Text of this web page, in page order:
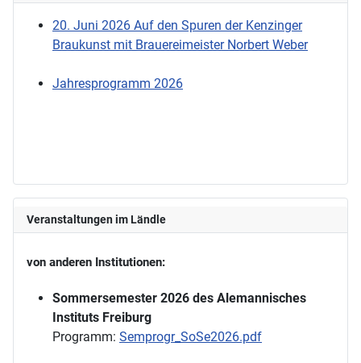
20. Juni 2026 Auf den Spuren der Kenzinger
Braukunst mit Brauereimeister Norbert Weber
Jahresprogramm 2026
Veranstaltungen im Ländle
von anderen Institutionen:
Sommersemester 2026 des Alemannisches
Instituts Freiburg
Programm: Semprogr_SoSe2026.pdf